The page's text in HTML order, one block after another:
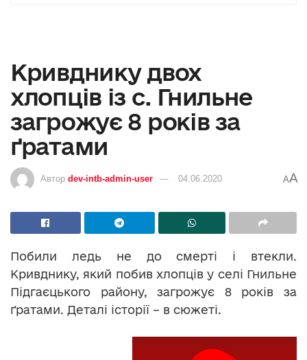
Кривднику двох
хлопців із с. Гнильне
загрожує 8 років за
ґратами
Автор dev-intb-admin-user 04.06.2020 AA
Побили ледь не до смерті і втекли.
Кривднику, який побив хлопців у селі Гнильне
Підгаєцького району, загрожує 8 років за
ґратами. Деталі історії – в сюжеті.